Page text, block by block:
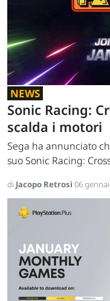
NEWS
Sonic Racing:
scalda i motori
Sega ha annunciato
suo Sonic Racing:
di Jacopo Retrosi 06